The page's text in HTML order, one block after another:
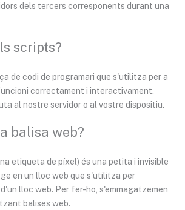
dels tercers corresponents durant una
scripts?
de codi de programari que s'utilitza per a
correctament i interactivament.
al nostre servidor o al vostre dispositiu.
balisa web?
etiqueta de píxel) és una petita i invisible
en un lloc web que s'utilitza per
lloc web. Per fer-ho, s'emmagatzemen
balises web.